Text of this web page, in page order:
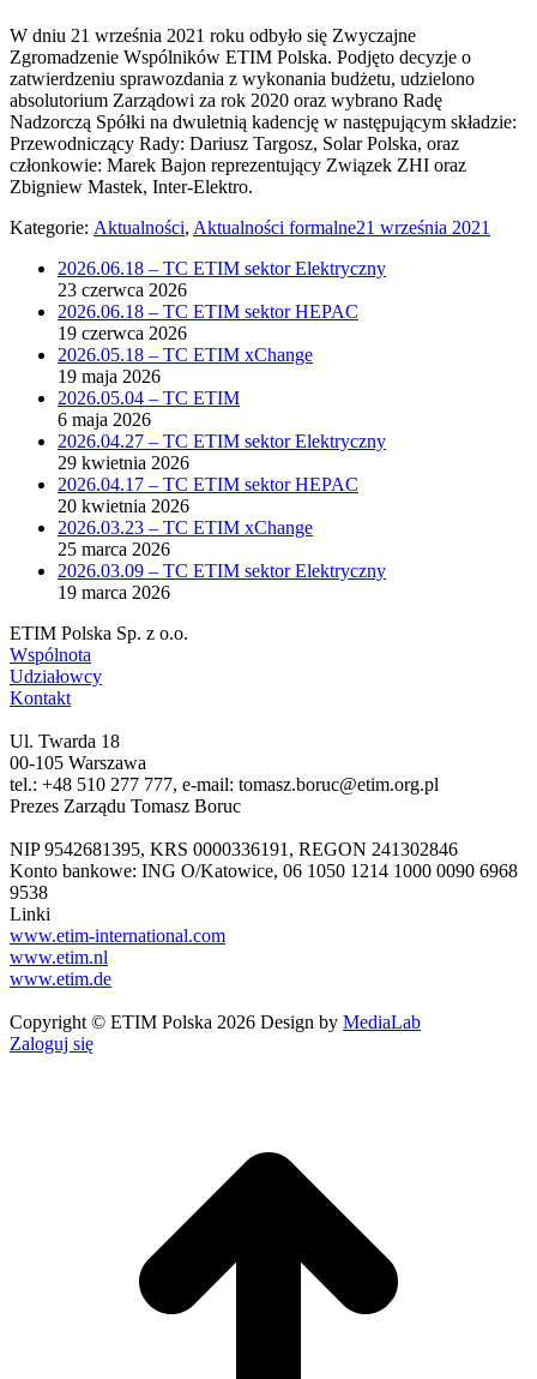
W dniu 21 września 2021 roku odbyło się Zwyczajne
Zgromadzenie Wspólników ETIM Polska. Podjęto decyzje o
zatwierdzeniu sprawozdania z wykonania budżetu, udzielono
absolutorium Zarządowi za rok 2020 oraz wybrano Radę
Nadzorczą Spółki na dwuletnią kadencję w następującym składzie:
Przewodniczący Rady: Dariusz Targosz, Solar Polska, oraz
członkowie: Marek Bajon reprezentujący Związek ZHI oraz
Zbigniew Mastek, Inter-Elektro.
Kategorie: Aktualności, Aktualności formalne21 września 2021
2026.06.18 – TC ETIM sektor Elektryczny
23 czerwca 2026
2026.06.18 – TC ETIM sektor HEPAC
19 czerwca 2026
2026.05.18 – TC ETIM xChange
19 maja 2026
2026.05.04 – TC ETIM
6 maja 2026
2026.04.27 – TC ETIM sektor Elektryczny
29 kwietnia 2026
2026.04.17 – TC ETIM sektor HEPAC
20 kwietnia 2026
2026.03.23 – TC ETIM xChange
25 marca 2026
2026.03.09 – TC ETIM sektor Elektryczny
19 marca 2026
ETIM Polska Sp. z o.o.
Wspólnota
Udziałowcy
Kontakt
Ul. Twarda 18
00-105 Warszawa
tel.: +48 510 277 777, e-mail: tomasz.boruc@etim.org.pl
Prezes Zarządu Tomasz Boruc
NIP 9542681395, KRS 0000336191, REGON 241302846
Konto bankowe: ING O/Katowice, 06 1050 1214 1000 0090 6968
9538
Linki
www.etim-international.com
www.etim.nl
www.etim.de
Copyright © ETIM Polska 2026 Design by MediaLab
Zaloguj się